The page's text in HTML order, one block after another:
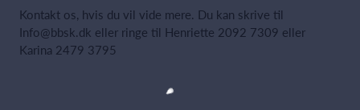
Kontakt os, hvis du vil vide mere. Du kan skrive til
Info@bbsk.dk eller ringe til Henriette 2092 7309 eller
Karina 2479 3795